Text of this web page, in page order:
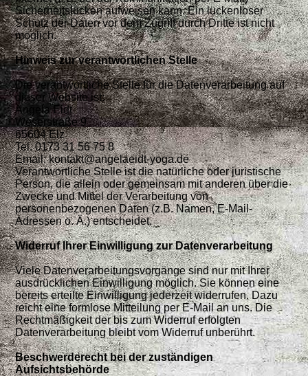
Sicherheitslücken aufweisen kann. Ein lückenloser
Schutz der Daten vor dem Zugriff durch Dritte ist nicht
möglich.
Hinweis zur verantwortlichen Stelle
Die verantwortliche Stelle für die Datenverarbeitung auf
dieser Website ist:
Angela Eidt
Weserstraße 9
65604 Elz
Tel. 0173 31 56 75 8
Email: kontakt@angelaeidt-yoga.de
Verantwortliche Stelle ist die natürliche oder juristische
Person, die allein oder gemeinsam mit anderen über die
Zwecke und Mittel der Verarbeitung von
personenbezogenen Daten (z.B. Namen, E-Mail-
Adressen o. Ä.) entscheidet.
Widerruf Ihrer Einwilligung zur Datenverarbeitung
Viele Datenverarbeitungsvorgänge sind nur mit Ihrer
ausdrücklichen Einwilligung möglich. Sie können eine
bereits erteilte Einwilligung jederzeit widerrufen. Dazu
reicht eine formlose Mitteilung per E-Mail an uns. Die
Rechtmäßigkeit der bis zum Widerruf erfolgten
Datenverarbeitung bleibt vom Widerruf unberührt.
Beschwerderecht bei der zuständigen
Aufsichtsbehörde